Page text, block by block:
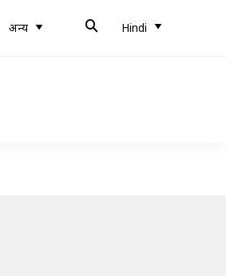
अन्य Hindi